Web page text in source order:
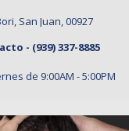
San Juan, 00927
- (939) 337-8885
de 9:00AM - 5:00PM